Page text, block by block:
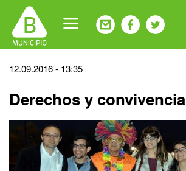
navigation
Back
top
12.09.2016 - 13:35
Derechos y convivencia